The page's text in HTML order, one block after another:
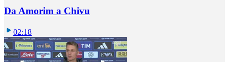
Da Amorim a Chivu
02:18